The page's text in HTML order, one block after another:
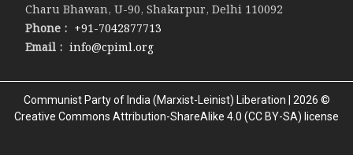
Charu Bhawan, U-90, Shakarpur, Delhi 110092
Phone : +91-7042877713
Email : info@cpiml.org
Communist Party of India (Marxist-Leinist) Liberation | 2026 ©
Creative Commons Attribution-ShareAlike 4.0 (CC BY-SA) license